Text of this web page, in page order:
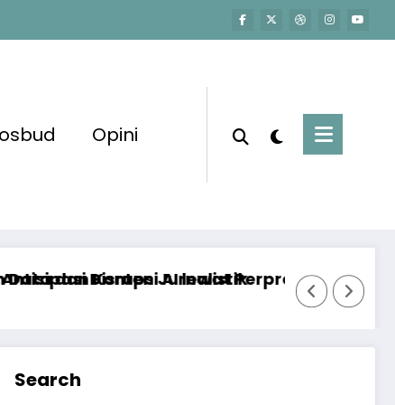
Opini
Perpres Peta Jalan dan Etika AI
Mengawal Ekosistem Media
Search